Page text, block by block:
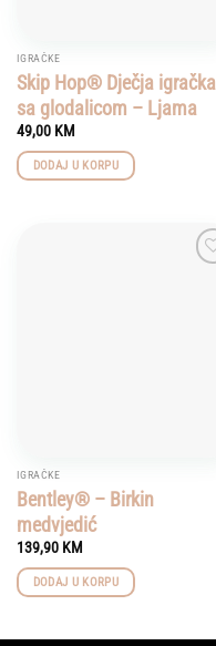
IGRAČKE
Skip Hop® Dječja igračka
sa glodalicom – Ljama
49,00 KM
DODAJ U KORPU
IGRAČKE
Bentley® – Birkin
medvjedić
139,90 KM
DODAJ U KORPU